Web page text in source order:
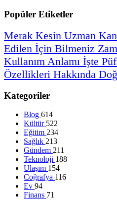
Popüler Etiketler
Merak Kesin Uzman
Edilen İçin Bilmeniz
Kullanım Anlamı İşte Püf
Özellikleri Hakkında
Kategoriler
Blog 614
Kültür 522
Eğitim 234
Sağlık 213
Gündem 211
Teknoloji 188
Ulaşım 154
Coğrafya 116
Ev 94
Finans 71